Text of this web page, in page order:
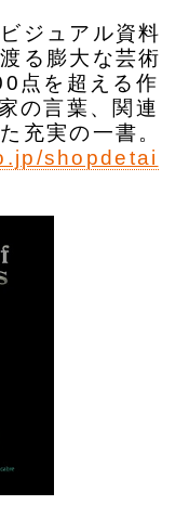
ジュアル資料
る膨大な芸術
点を超える作
の言葉、関連
充実の一書。
shopdetai